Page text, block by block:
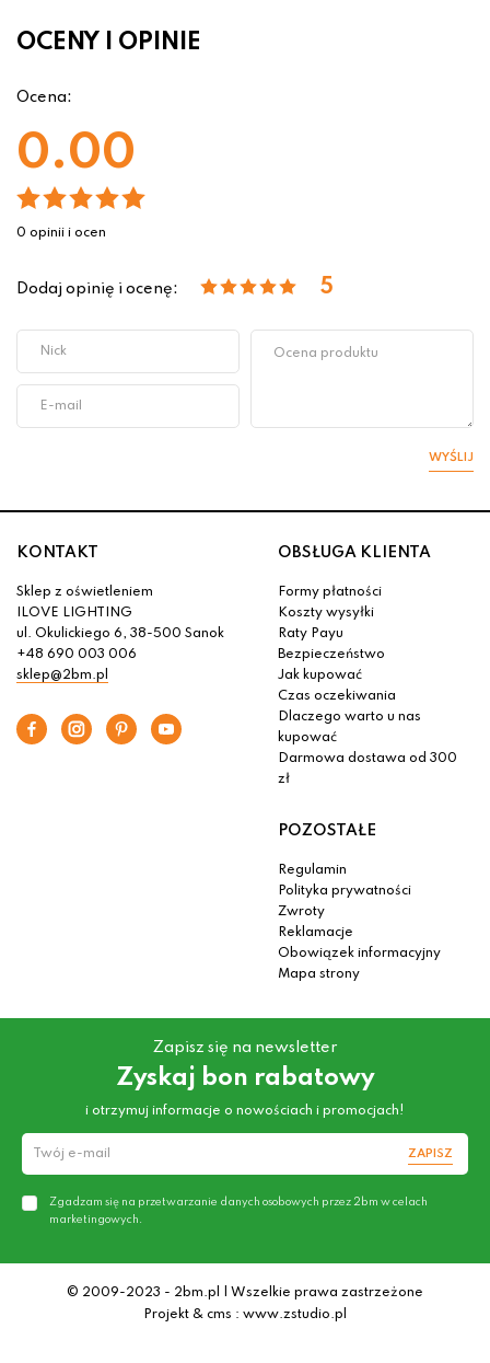
OCENY I OPINIE
Ocena:
0.00
0 opinii i ocen
Dodaj opinię i ocenę: 5
WYŚLIJ
KONTAKT
Sklep z oświetleniem
ILOVE LIGHTING
ul. Okulickiego 6, 38-500 Sanok
+48 690 003 006
sklep@2bm.pl
OBSŁUGA KLIENTA
Formy płatności
Koszty wysyłki
Raty Payu
Bezpieczeństwo
Jak kupować
Czas oczekiwania
Dlaczego warto u nas
kupować
Darmowa dostawa od 300
zł
POZOSTAŁE
Regulamin
Polityka prywatności
Zwroty
Reklamacje
Obowiązek informacyjny
Mapa strony
Zapisz się na newsletter
Zyskaj bon rabatowy
i otrzymuj informacje o nowościach i promocjach!
ZAPISZ
Zgadzam się na przetwarzanie danych osobowych przez 2bm w celach
marketingowych.
© 2009-2023 - 2bm.pl | Wszelkie prawa zastrzeżone
Projekt & cms : www.zstudio.pl